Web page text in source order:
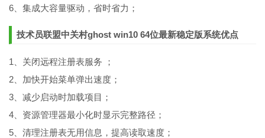
6、集成大容量驱动，省时省力；
技术员联盟中关村ghost win10 64位最新稳定版系统优点
1、关闭远程注册表服务 ；
2、加快开始菜单弹出速度；
3、减少启动时加载项目；
4、资源管理器最小化时显示完整路径；
5、清理注册表无用信息，提高读取速度；